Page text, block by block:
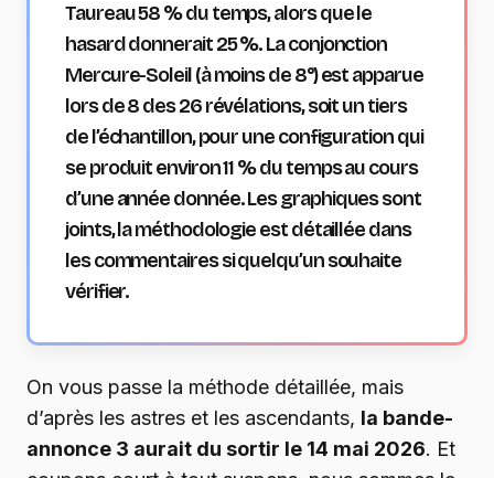
Taureau 58 % du temps, alors que le
hasard donnerait 25 %. La conjonction
Mercure-Soleil (à moins de 8°) est apparue
lors de 8 des 26 révélations, soit un tiers
de l’échantillon, pour une configuration qui
se produit environ 11 % du temps au cours
d’une année donnée. Les graphiques sont
joints, la méthodologie est détaillée dans
les commentaires si quelqu’un souhaite
vérifier.
On vous passe la méthode détaillée, mais
d’après les astres et les ascendants, la bande-
annonce 3 aurait du sortir le 14 mai 2026. Et